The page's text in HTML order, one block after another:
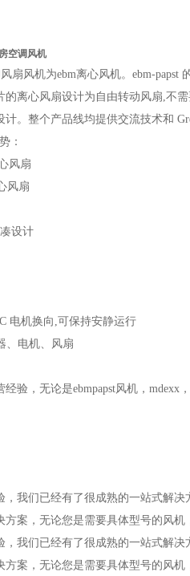
空调风机
扇风机为ebm离心风机。 ebm-papst
的离心风扇设计为自由转动风扇,不
。整个产品线均提供交流技术和
：
风扇
风扇
设计
电机换向,可保持安静运行
、电机、风扇
经验，无论是ebmpapst风机，mdexx
我们已经有了很成熟的一站式解
方案，无论您是需要具体型号的风
我们已经有了很成熟的一站式解
方案，无论您是需要具体型号的风